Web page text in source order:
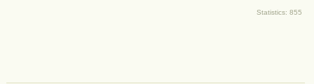
Statistics: 855